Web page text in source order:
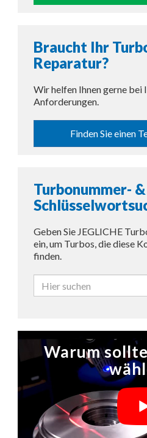
Braucht Ihr
Reparatur?
Wir helfen Ihnen gerne bei
Anforderungen.
Finden Sie einen
Turbonummer- &
Geben Sie JEGLICHE
ein, um Turbos, die diese
finden.
Warum